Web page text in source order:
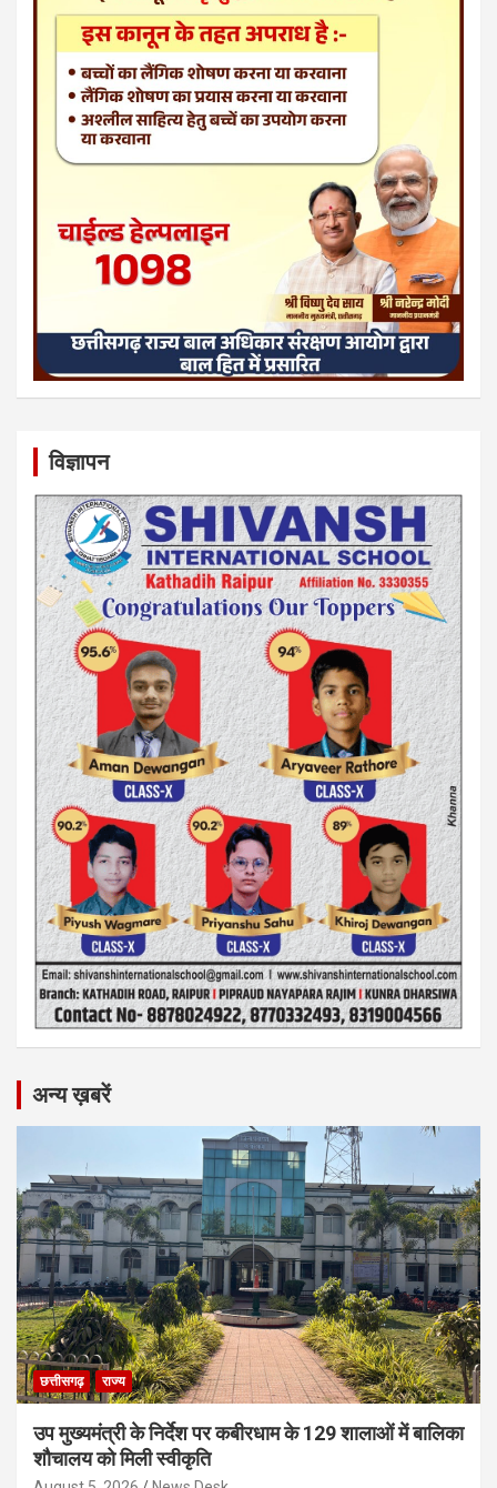
विज्ञापन
अन्य ख़बरें
छत्तीसगढ़ राज्य
उप मुख्यमंत्री के निर्देश पर कबीरधाम के 129 शालाओं में बालिका
शौचालय को मिली स्वीकृति